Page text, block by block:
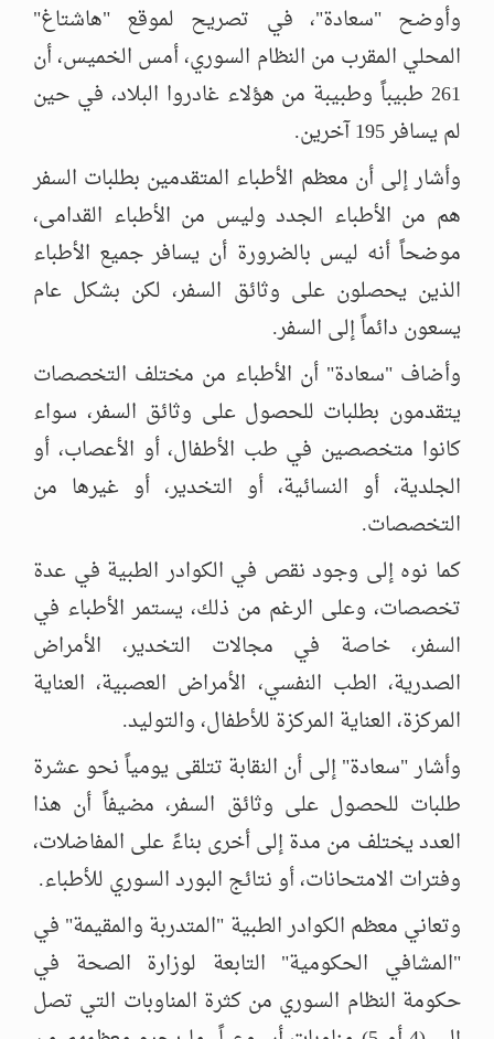
وأوضح "سعادة"، في تصريح لموقع "هاشتاغ"
المحلي المقرب من النظام السوري، أمس الخميس، أن
261 طبيباً وطبيبة من هؤلاء غادروا البلاد، في حين
لم يسافر 195 آخرين.
وأشار إلى أن معظم الأطباء المتقدمين بطلبات السفر
هم من الأطباء الجدد وليس من الأطباء القدامى،
موضحاً أنه ليس بالضرورة أن يسافر جميع الأطباء
الذين يحصلون على وثائق السفر، لكن بشكل عام
يسعون دائماً إلى السفر.
وأضاف "سعادة" أن الأطباء من مختلف التخصصات
يتقدمون بطلبات للحصول على وثائق السفر، سواء
كانوا متخصصين في طب الأطفال، أو الأعصاب، أو
الجلدية، أو النسائية، أو التخدير، أو غيرها من
التخصصات.
كما نوه إلى وجود نقص في الكوادر الطبية في عدة
تخصصات، وعلى الرغم من ذلك، يستمر الأطباء في
السفر، خاصة في مجالات التخدير، الأمراض
الصدرية، الطب النفسي، الأمراض العصبية، العناية
المركزة، العناية المركزة للأطفال، والتوليد.
وأشار "سعادة" إلى أن النقابة تتلقى يومياً نحو عشرة
طلبات للحصول على وثائق السفر، مضيفاً أن هذا
العدد يختلف من مدة إلى أخرى بناءً على المفاضلات،
وفترات الامتحانات، أو نتائج البورد السوري للأطباء.
وتعاني معظم الكوادر الطبية "المتدربة والمقيمة" في
"المشافي الحكومية" التابعة لوزارة الصحة في
حكومة النظام السوري من كثرة المناوبات التي تصل